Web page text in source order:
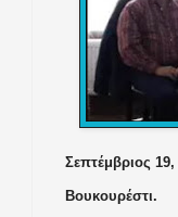
Σεπτέμβριος
Βουκουρέστι.